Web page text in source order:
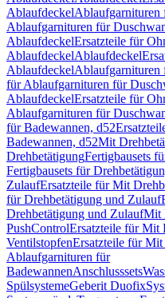
AblaufdeckelAblaufgarnituren
Ablaufgarnituren für
AblaufdeckelErsatzteile für
AblaufdeckelAblaufdeckel
AblaufdeckelAblaufgarnituren
für Ablaufgarnituren für
AblaufdeckelErsatzteile für
Ablaufgarnituren für
für Badewannen, d52
Badewannen, d52Mit
DrehbetätigungFertigbausets
Fertigbausets für
ZulaufErsatzteile für Mit
für Drehbetätigung und Zulauf
Drehbetätigung und ZulaufMit
PushControlErsatzteile für Mit
VentilstopfenErsatzteile für
Ablaufgarnituren für
BadewannenAnschlusssets
SpülsystemeGeberit Duofix